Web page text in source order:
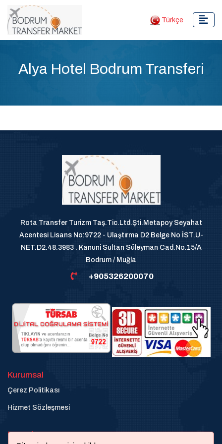
Türkçe
Alya Hotel Bodrum Transferi
Rota Transfer Turizm Taş.Tic.Ltd.Şti.Metapoy Seyahat
Acentesi Lisans No:9722 - Ulaştırma D2 Belge No İST.U-
NET.D2.48.3983 . Kanuni Sultan Süleyman Cad.No.15/A
Bodrum / Muğla
+905326200070
Kurumsal
Çerez Politikası
Hizmet Sözleşmesi
Destek